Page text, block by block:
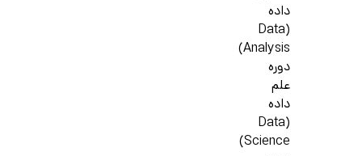
داده
(Data
Analysis)
دوره
علم
داده
(Data
Science)